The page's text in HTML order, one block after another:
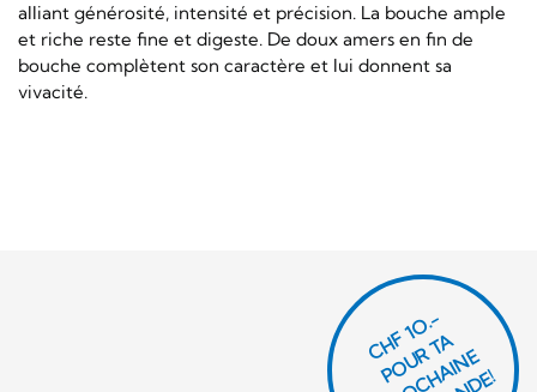
alliant générosité, intensité et précision. La bouche ample
et riche reste fine et digeste. De doux amers en fin de
bouche complètent son caractère et lui donnent sa
vivacité.
CHF 1O.-
P
O
U
R
T
A
P
R
O
C
AI
N
C
O
M
M
A
N
D